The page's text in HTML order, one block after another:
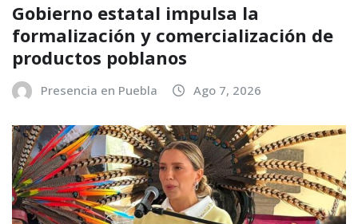
Gobierno estatal impulsa la
formalización y comercialización de
productos poblanos
Presencia en Puebla Ago 7, 2026